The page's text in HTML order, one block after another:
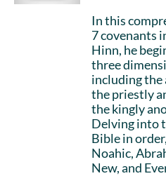
In this
7 covenants
Hinn, he
three
including
the priestly
the kingly
Delving into
Bible in
Noahic,
New, and